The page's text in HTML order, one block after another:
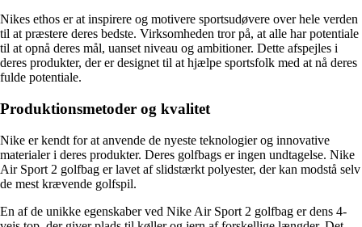
Nikes ethos er at inspirere og motivere sportsudøvere over hele verden
til at præstere deres bedste. Virksomheden tror på, at alle har potentiale
til at opnå deres mål, uanset niveau og ambitioner. Dette afspejles i
deres produkter, der er designet til at hjælpe sportsfolk med at nå deres
fulde potentiale.
Produktionsmetoder og kvalitet
Nike er kendt for at anvende de nyeste teknologier og innovative
materialer i deres produkter. Deres golfbags er ingen undtagelse. Nike
Air Sport 2 golfbag er lavet af slidstærkt polyester, der kan modstå selv
de mest krævende golfspil.
En af de unikke egenskaber ved Nike Air Sport 2 golfbag er dens 4-